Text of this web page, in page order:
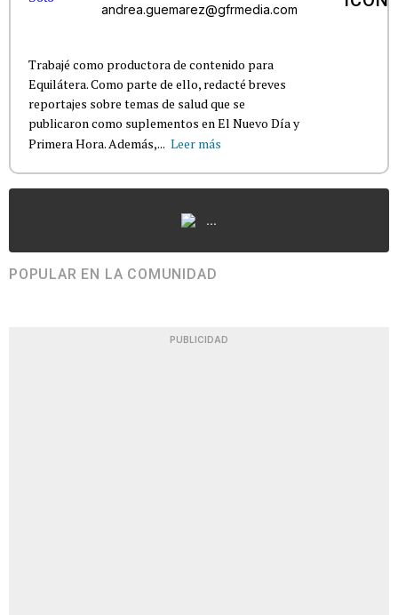
andrea.guemarez@gfrmedia.com
Trabajé como productora de contenido para
Equilátera. Como parte de ello, redacté breves
reportajes sobre temas de salud que se
publicaron como suplementos en El Nuevo Día y
Primera Hora. Además,... Leer más
...
POPULAR EN LA COMUNIDAD
PUBLICIDAD